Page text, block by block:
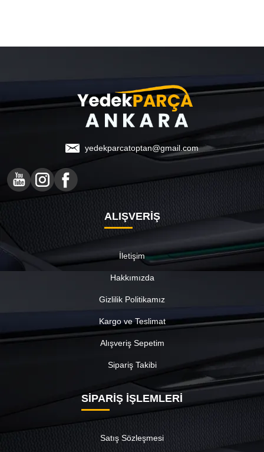
yedekparcatoptan@gmail.com
ALIŞVERİŞ
İletişim
Hakkımızda
Gizlilik Politikamız
Kargo ve Teslimat
Alışveriş Sepetim
Sipariş Takibi
SİPARİŞ İŞLEMLERİ
Satış Sözleşmesi